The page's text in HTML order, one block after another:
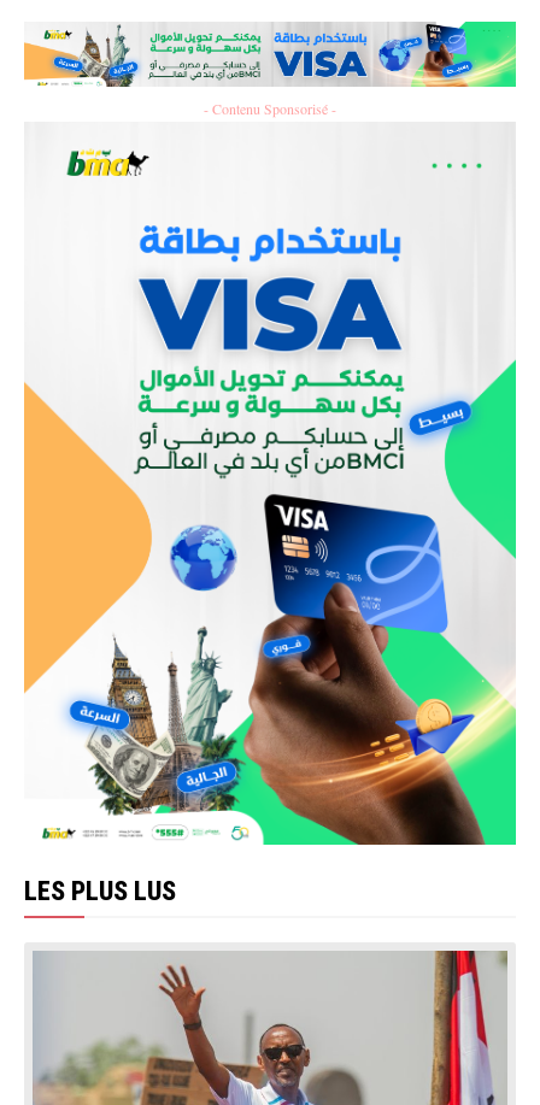
- Contenu Sponsorisé -
LES PLUS LUS